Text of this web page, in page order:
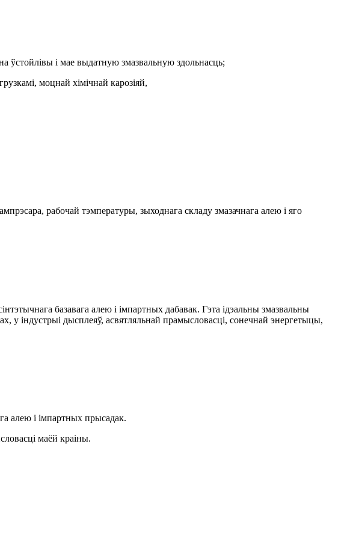
ўстойлівы і мае выдатную змазвальную здольнасць;
моцнай хімічнай карозіяй,
рабочай тэмпературы, зыходнага складу змазачнага алею і яго
базавага алею і імпартных дабавак. Гэта ідэальны змазвальны
індустрыі дысплеяў, асвятляльнай прамысловасці, сонечнай энергетыцы,
алею і імпартных прысадак.
маёй краіны.